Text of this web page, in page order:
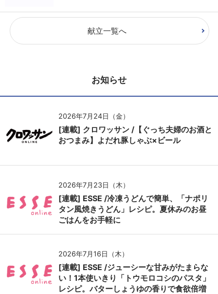
献立一覧へ
お知らせ
2026年7月24日（金）
[連載] クロワッサン /【ぐっち夫婦のお酒と
おつまみ】よだれ豚しゃぶ×ビール
2026年7月23日（木）
[連載] ESSE /冷凍うどんで簡単、「ナポリ
タン風焼きうどん」レシピ。夏休みのお昼
ごはんをお手軽に
2026年7月16日（木）
[連載] ESSE /ジューシーな甘みがたまらな
い！1本使いきり「トウモロコシのパスタ」
レシピ。バターしょうゆの香りで食欲倍増